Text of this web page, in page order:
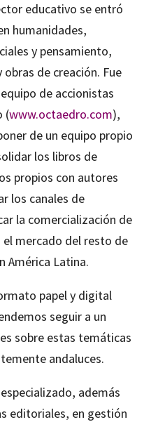
educativo se entró
humanidades,
y pensamiento,
de creación. Fue
de accionistas
(www.octaedro.com),
de un equipo propio
los libros de
propios con autores
los canales de
la comercialización de
el mercado del resto de
América Latina.
papel y digital
seguir a un
sobre estas temáticas
andaluces.
además
editoriales, en gestión